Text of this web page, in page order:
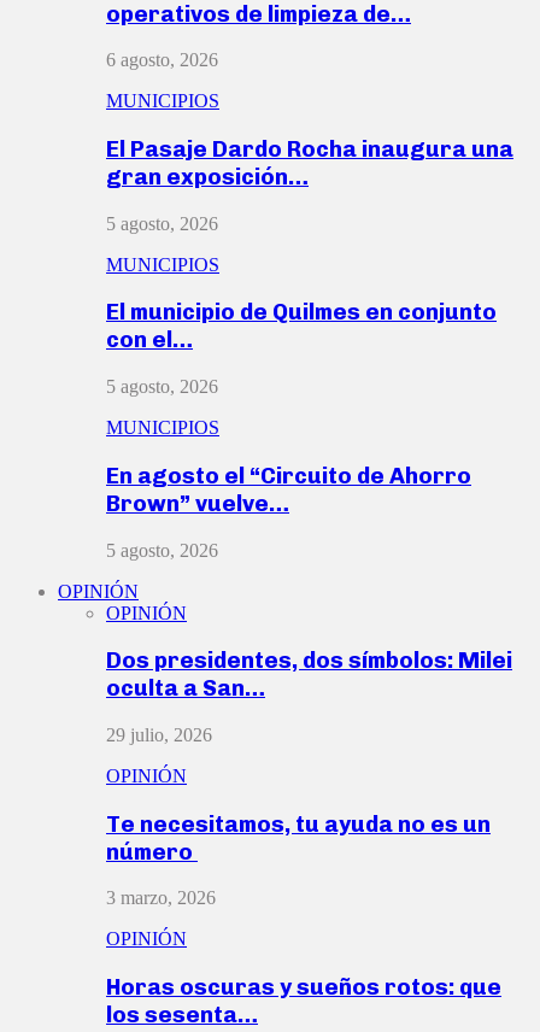
operativos de limpieza de…
6 agosto, 2026
MUNICIPIOS
El Pasaje Dardo Rocha inaugura una
gran exposición…
5 agosto, 2026
MUNICIPIOS
El municipio de Quilmes en conjunto
con el…
5 agosto, 2026
MUNICIPIOS
En agosto el “Circuito de Ahorro
Brown” vuelve…
5 agosto, 2026
OPINIÓN
OPINIÓN
Dos presidentes, dos símbolos: Milei
oculta a San…
29 julio, 2026
OPINIÓN
Te necesitamos, tu ayuda no es un
número
3 marzo, 2026
OPINIÓN
Horas oscuras y sueños rotos: que
los sesenta…